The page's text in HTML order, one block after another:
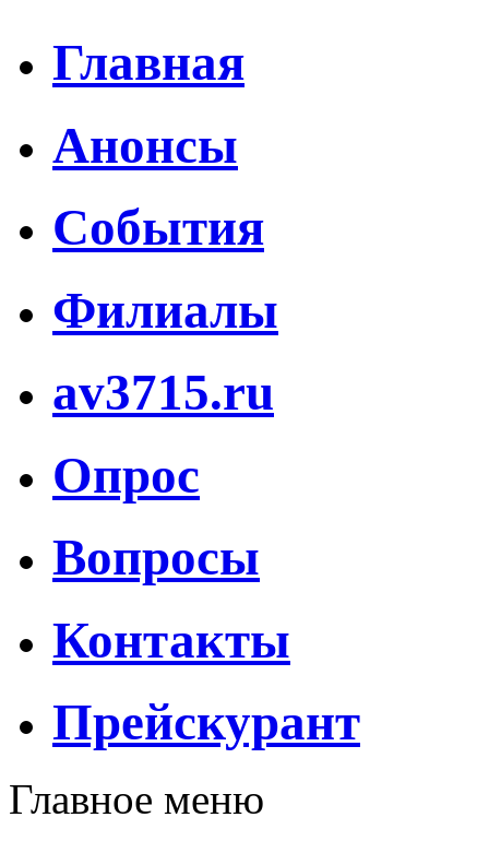
Главная
Анонсы
События
Филиалы
av3715.ru
Опрос
Вопросы
Контакты
Прейскурант
Главное меню